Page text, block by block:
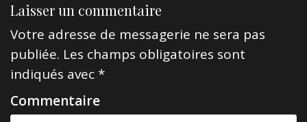
g
a
t
i
o
Laisser un commentaire
Votre adresse de messagerie ne sera pas
publiée. Les champs obligatoires sont
indiqués avec *
Commentaire